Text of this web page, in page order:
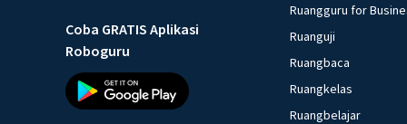
Coba GRATIS Aplikasi
Roboguru
Ruangguru for
Ruanguji
Ruangbaca
Ruangkelas
Ruangbelajar